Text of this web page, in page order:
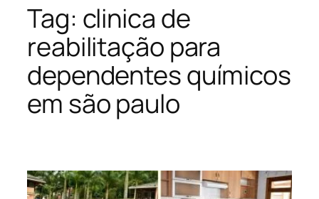
Tag: clinica de
reabilitação para
dependentes químicos
em são paulo